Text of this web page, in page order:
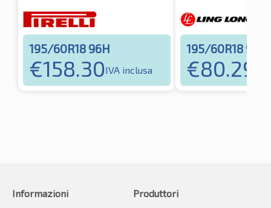
195/60R18 96H
€158.30IVA inclusa
195/60R18 96H
€80.29
Informazioni
Produttori